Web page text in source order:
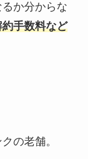
か分からな
手数料など
の老舗。